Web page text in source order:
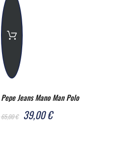
Pepe Jeans Mano Man Polo
65,00 € 39,00 €